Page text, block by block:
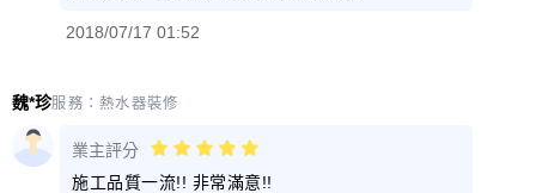
2018/07/17 01:52
魏*珍服務：熱水器裝修
業主評分
施工品質一流!! 非常滿意!!